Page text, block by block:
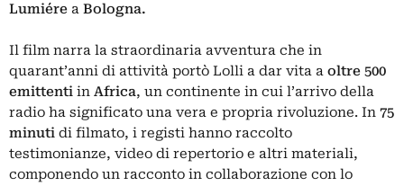
Lumiére a Bologna.
Il film narra la straordinaria avventura che in
quarant’anni di attività portò Lolli a dar vita a oltre 500
emittenti in Africa, un continente in cui l’arrivo della
radio ha significato una vera e propria rivoluzione. In 75
minuti di filmato, i registi hanno raccolto
testimonianze, video di repertorio e altri materiali,
componendo un racconto in collaborazione con lo